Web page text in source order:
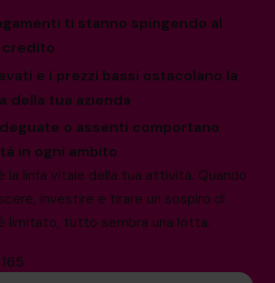
ti stanno spingendo al
credito
e i prezzi bassi ostacolano la
della tua azienda
o assenti comportano
in ogni ambito
la linfa vitale della tua attività. Quando
investire e tirare un sospiro di
limitato, tutto sembra una lotta.